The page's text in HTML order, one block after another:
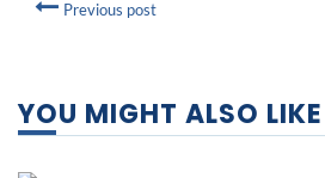
Previous post
YOU MIGHT ALSO LIKE